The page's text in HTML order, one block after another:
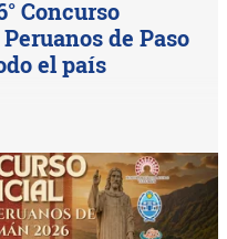
Concurso
de Paso
el país